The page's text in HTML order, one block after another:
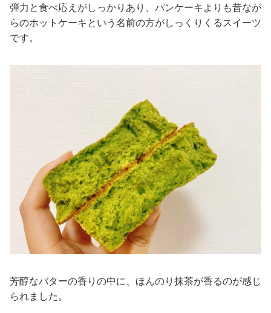
弾力と食べ応えがしっかりあり、パンケーキよりも昔なが
らのホットケーキという名前の方がしっくりくるスイーツ
です。
芳醇なバターの香りの中に、ほんのり抹茶が香るのが感じ
られました。